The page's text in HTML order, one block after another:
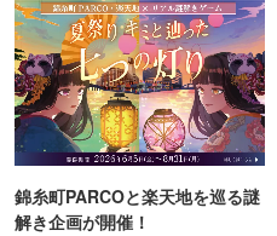
錦糸町PARCOと楽天地を巡る謎
解き企画が開催！